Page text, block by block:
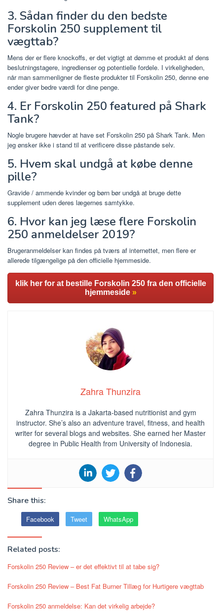
3. Sådan finder du den bedste
Forskolin 250 supplement til
vægttab?
Mens der er flere knockoffs, er det vigtigt at dømme et produkt af dens
beslutningstagere, ingredienser og potentielle fordele. I virkeligheden,
når man sammenligner de fleste produkter til Forskolin 250, denne ene
ender giver bedre værdi for dine penge.
4. Er Forskolin 250 featured på Shark
Tank?
Nogle brugere hævder at have set Forskolin 250 på Shark Tank. Men
jeg ønsker ikke i stand til at verificere disse påstande selv.
5. Hvem skal undgå at købe denne
pille?
Gravide / ammende kvinder og børn bør undgå at bruge dette
supplement uden deres lægernes samtykke.
6. Hvor kan jeg læse flere Forskolin
250 anmeldelser 2019?
Brugeranmeldelser kan findes på tværs af internettet, men flere er
allerede tilgængelige på den officielle hjemmeside.
klik her for at bestille Forskolin 250 fra den officielle
hjemmeside »
Zahra Thunzira
Zahra Thunzira is a Jakarta-based nutritionist and gym
instructor. She’s also an adventure travel, fitness, and health
writer for several blogs and websites. She earned her Master
degree in Public Health from University of Indonesia.
Share this:
Facebook Tweet WhatsApp
Related posts:
Forskolin 250 Review – er det effektivt til at tabe sig?
Forskolin 250 Review – Best Fat Burner Tillæg for Hurtigere vægttab
Forskolin 250 anmeldelse: Kan det virkelig arbejde?